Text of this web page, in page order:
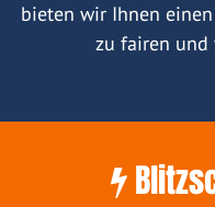
bieten wir Ihnen
zu fairen und